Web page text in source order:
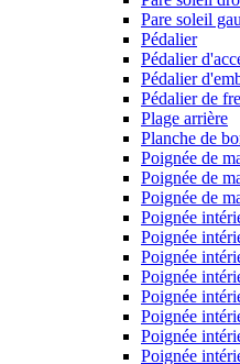
Pare soleil
Pédalier
Pédalier
Pédalier
Pédalier de
Plage arrière
Planche de
Poignée de
Poignée de
Poignée de
Poignée
Poignée
Poignée
Poignée
Poignée
Poignée
Poignée
Poignée